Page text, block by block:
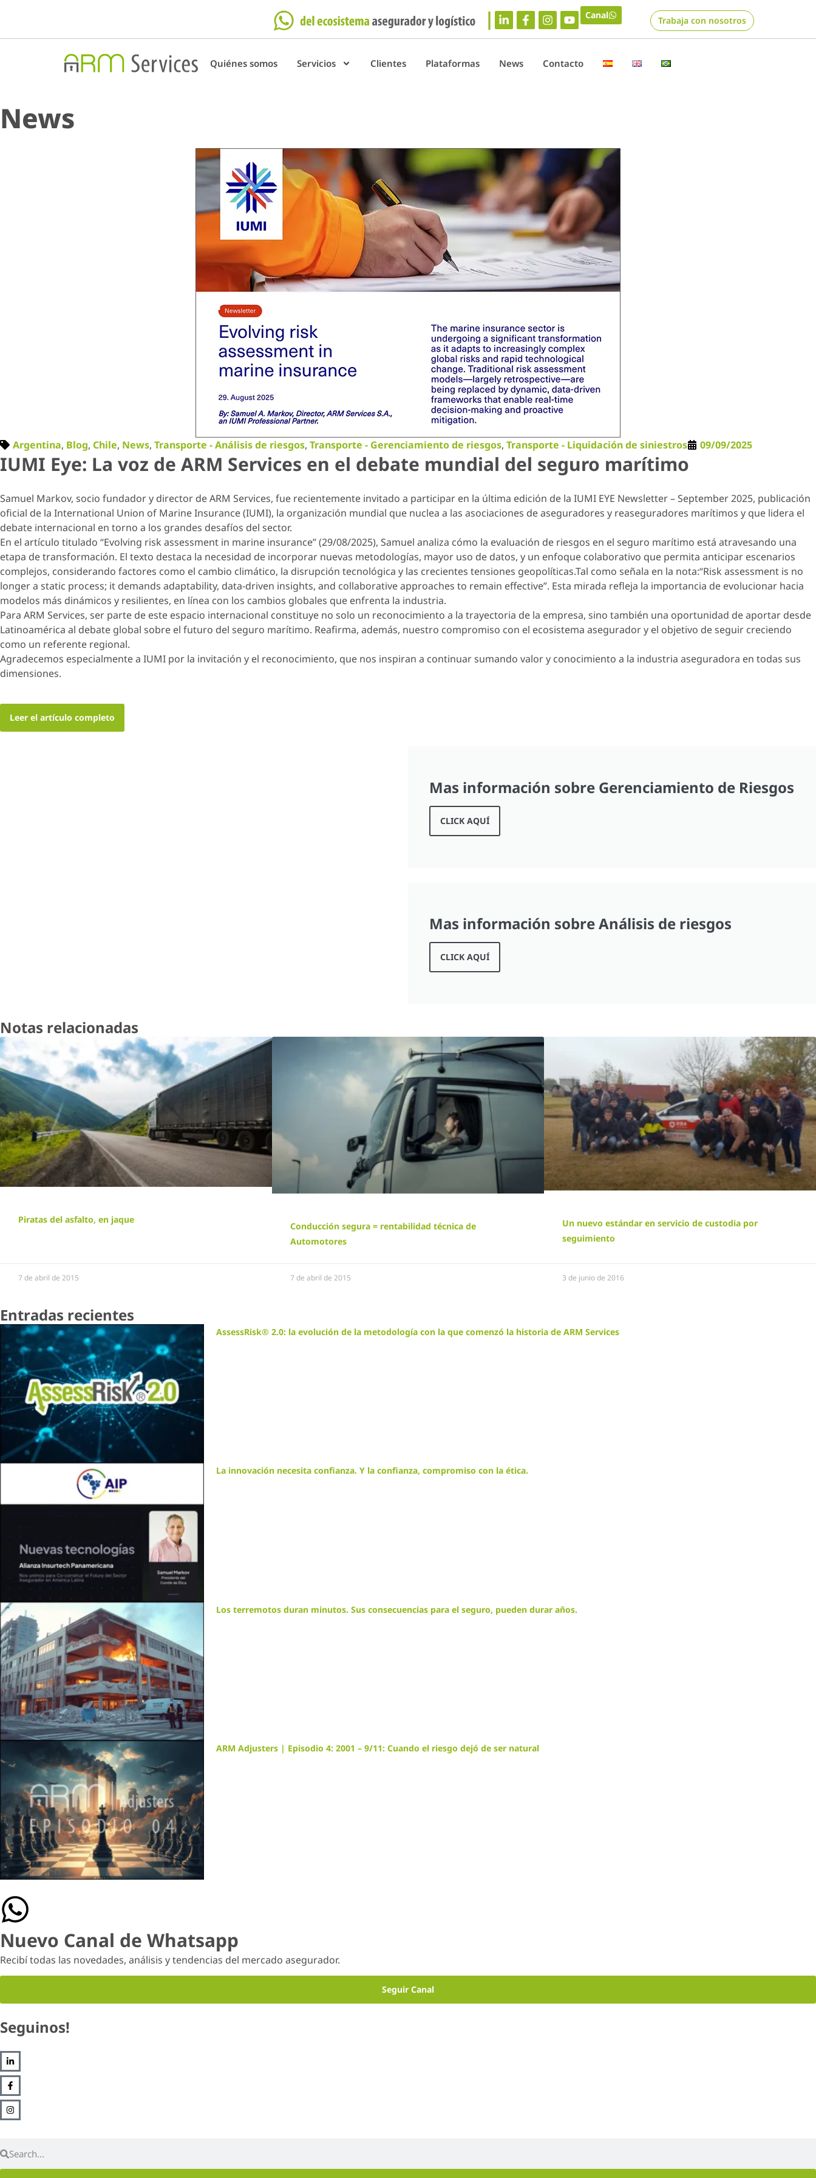
Canal Trabaja con nosotros
Quiénes somos Servicios Clientes Plataformas News Contacto
News
Argentina, Blog, Chile, News, Transporte - Análisis de riesgos, Transporte - Gerenciamiento de riesgos, Transporte - Liquidación de siniestros 09/09/2025
IUMI Eye: La voz de ARM Services en el debate mundial del seguro marítimo
Samuel Markov, socio fundador y director de ARM Services, fue recientemente invitado a participar en la última edición de la IUMI EYE Newsletter – September 2025, publicación
oficial de la International Union of Marine Insurance (IUMI), la organización mundial que nuclea a las asociaciones de aseguradores y reaseguradores marítimos y que lidera el
debate internacional en torno a los grandes desafíos del sector.
En el artículo titulado “Evolving risk assessment in marine insurance” (29/08/2025), Samuel analiza cómo la evaluación de riesgos en el seguro marítimo está atravesando una
etapa de transformación. El texto destaca la necesidad de incorporar nuevas metodologías, mayor uso de datos, y un enfoque colaborativo que permita anticipar escenarios
complejos, considerando factores como el cambio climático, la disrupción tecnológica y las crecientes tensiones geopolíticas.Tal como señala en la nota:“Risk assessment is no
longer a static process; it demands adaptability, data-driven insights, and collaborative approaches to remain effective”. Esta mirada refleja la importancia de evolucionar hacia
modelos más dinámicos y resilientes, en línea con los cambios globales que enfrenta la industria.
Para ARM Services, ser parte de este espacio internacional constituye no solo un reconocimiento a la trayectoria de la empresa, sino también una oportunidad de aportar desde
Latinoamérica al debate global sobre el futuro del seguro marítimo. Reafirma, además, nuestro compromiso con el ecosistema asegurador y el objetivo de seguir creciendo
como un referente regional.
Agradecemos especialmente a IUMI por la invitación y el reconocimiento, que nos inspiran a continuar sumando valor y conocimiento a la industria aseguradora en todas sus
dimensiones.
Leer el artículo completo
Mas información sobre Gerenciamiento de Riesgos
CLICK AQUÍ
Mas información sobre Análisis de riesgos
CLICK AQUÍ
Notas relacionadas
Piratas del asfalto, en jaque
7 de abril de 2015
Conducción segura = rentabilidad técnica de
Automotores
7 de abril de 2015
Un nuevo estándar en servicio de custodia por
seguimiento
3 de junio de 2016
Entradas recientes
AssessRisk® 2.0: la evolución de la metodología con la que comenzó la historia de ARM Services
La innovación necesita confianza. Y la confianza, compromiso con la ética.
Los terremotos duran minutos. Sus consecuencias para el seguro, pueden durar años.
ARM Adjusters | Episodio 4: 2001 – 9/11: Cuando el riesgo dejó de ser natural
Nuevo Canal de Whatsapp
Recibí todas las novedades, análisis y tendencias del mercado asegurador.
Seguir Canal
Seguinos!